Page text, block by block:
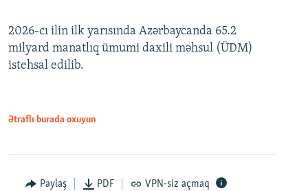
Auto 240p 360p 480p
360p
480p
2026-cı ilin ilk yarısında Azərbaycanda 65.2
milyard manatlıq ümumi daxili məhsul (ÜDM)
istehsal edilib.
Ətraflı burada oxuyun
Paylaş PDF VPN-siz açmaq